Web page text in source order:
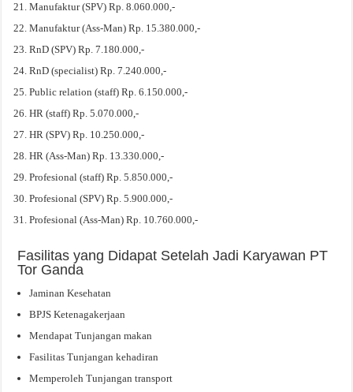
Manufaktur (SPV) Rp. 8.060.000,-
Manufaktur (Ass-Man) Rp. 15.380.000,-
RnD (SPV) Rp. 7.180.000,-
RnD (specialist) Rp. 7.240.000,-
Public relation (staff) Rp. 6.150.000,-
HR (staff) Rp. 5.070.000,-
HR (SPV) Rp. 10.250.000,-
HR (Ass-Man) Rp. 13.330.000,-
Profesional (staff) Rp. 5.850.000,-
Profesional (SPV) Rp. 5.900.000,-
Profesional (Ass-Man) Rp. 10.760.000,-
Fasilitas yang Didapat Setelah Jadi Karyawan PT
Tor Ganda
Jaminan Kesehatan
BPJS Ketenagakerjaan
Mendapat Tunjangan makan
Fasilitas Tunjangan kehadiran
Memperoleh Tunjangan transport